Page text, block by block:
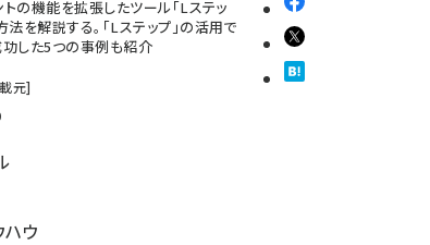
の機能を拡張したツール「Lステッ
を解説する。「Lステップ」の活用で
した5つの事例も紹介
元]
ハウ